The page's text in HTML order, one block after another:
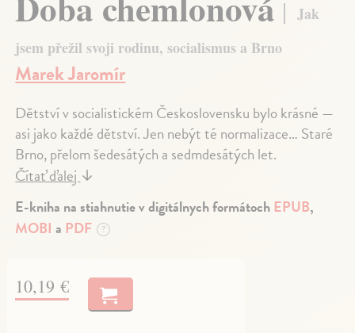
Jak
jsem přežil svoji rodinu, socialismus a Brno
Marek Jaromír
Dětství v socialistickém Československu bylo krásné —
asi jako každé dětství. Jen nebýt té normalizace… Staré
Brno, přelom šedesátých a sedmdesátých let.
Čítať ďalej↓
E-kniha na stiahnutie v digitálnych formátochEPUB,
MOBI a PDF ?
10,19 €